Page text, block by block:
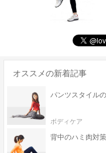
オススメの新着記事
パンツスタイル
ボディケア
背中のハミ肉対